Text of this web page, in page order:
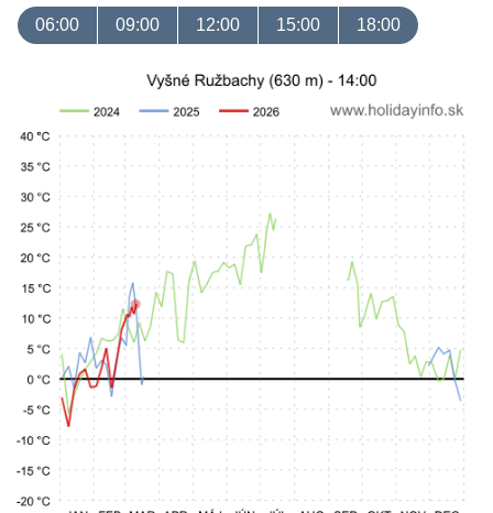
06:00 09:00 12:00 15:00 18:00